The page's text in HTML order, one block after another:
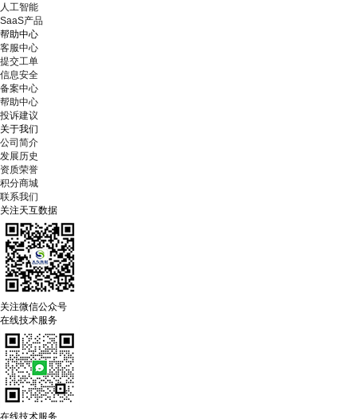
人工智能
SaaS产品
帮助中心
客服中心
提交工单
信息安全
备案中心
帮助中心
投诉建议
关于我们
公司简介
发展历史
资质荣誉
积分商城
联系我们
关注天互数据
关注微信公众号
在线技术服务
在线技术服务